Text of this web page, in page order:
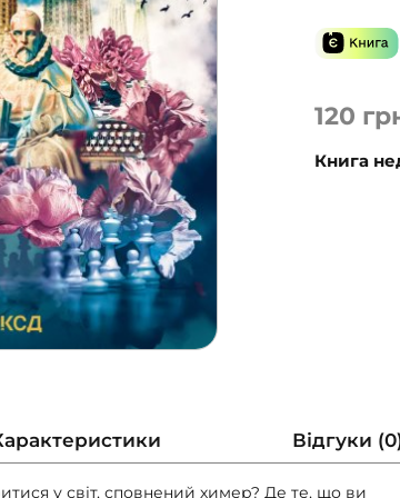
120
Книга
Відгуки
у світ, сповнений химер? Де те, що ви